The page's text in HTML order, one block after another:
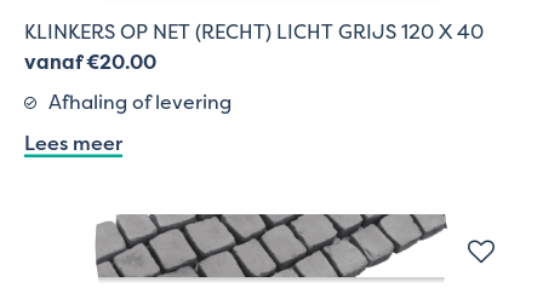
KLINKERS OP NET (RECHT) LICHT GRIJS 120 X 40
vanaf €20.00
Afhaling of levering
Lees meer